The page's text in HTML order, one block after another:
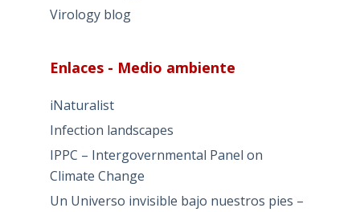
Virology blog
Enlaces - Medio ambiente
iNaturalist
Infection landscapes
IPPC – Intergovernmental Panel on
Climate Change
Un Universo invisible bajo nuestros pies –